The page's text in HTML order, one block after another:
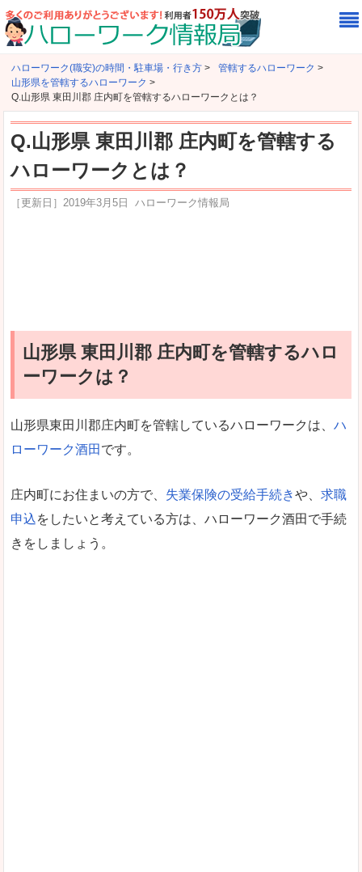
ハローワーク(職安)の時間・駐車場・行き方 > 管轄するハローワーク >
山形県を管轄するハローワーク >
Q.山形県 東田川郡 庄内町を管轄するハローワークとは？
Q.山形県 東田川郡 庄内町を管轄する
ハローワークとは？
［更新日］ 2019年3月5日 ハローワーク情報局
山形県 東田川郡 庄内町を管轄するハロ
ーワークは？
山形県東田川郡庄内町を管轄しているハローワークは、 ハ
ローワーク酒田 です。
庄内町にお住まいの方で、 失業保険の受給手続きや、 求職
申込をしたいと考えている方は、ハローワーク酒田で手続
きをしましょう。